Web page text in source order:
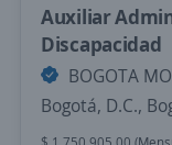
Auxiliar
Discapacidad
BOGOTA
Bogotá, D.C.,